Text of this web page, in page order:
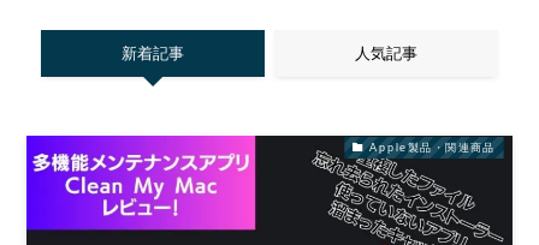
新着記事 人気記事
Apple製品・関連商品